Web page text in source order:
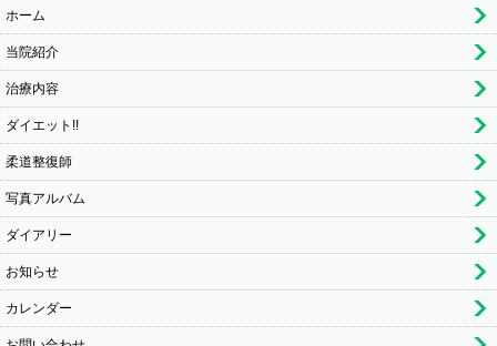
ホーム
当院紹介
治療内容
ダイエット!!
柔道整復師
写真アルバム
ダイアリー
お知らせ
カレンダー